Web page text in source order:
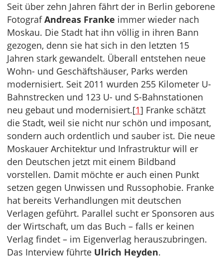
Seit über zehn Jahren fährt der in Berlin geborene
FotografAndreas Franke immer wieder nach
Moskau. Die Stadt hat ihn völlig in ihren Bann
gezogen, denn sie hat sich in den letzten 15
Jahren stark gewandelt. Überall entstehen neue
Wohn- und Geschäftshäuser, Parks werden
modernisiert. Seit 2011 wurden 255 Kilometer U-
Bahnstrecken und 123 U- und S-Bahnstationen
neu gebaut und modernisiert.[1] Franke schätzt
die Stadt, weil sie nicht nur schön und imposant,
sondern auch ordentlich und sauber ist. Die neue
Moskauer Architektur und Infrastruktur will er
den Deutschen jetzt mit einem Bildband
vorstellen. Damit möchte er auch einen Punkt
setzen gegen Unwissen und Russophobie. Franke
hat bereits Verhandlungen mit deutschen
Verlagen geführt. Parallel sucht er Sponsoren aus
der Wirtschaft, um das Buch – falls er keinen
Verlag findet – im Eigenverlag herauszubringen.
Das Interview führte Ulrich Heyden.